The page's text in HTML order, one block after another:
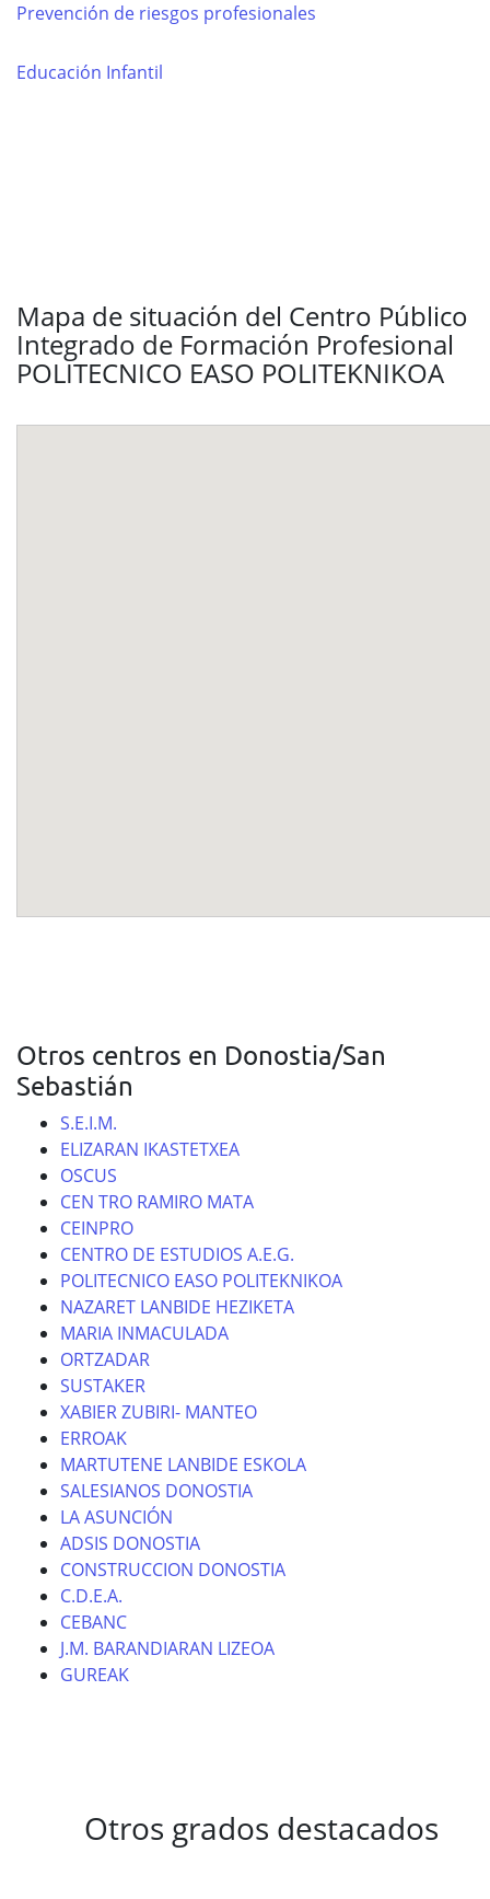
Prevención de riesgos profesionales
Educación Infantil
Mapa de situación del Centro Público
Integrado de Formación Profesional
POLITECNICO EASO POLITEKNIKOA
Otros centros en Donostia/San
Sebastián
S.E.I.M.
ELIZARAN IKASTETXEA
OSCUS
CEN TRO RAMIRO MATA
CEINPRO
CENTRO DE ESTUDIOS A.E.G.
POLITECNICO EASO POLITEKNIKOA
NAZARET LANBIDE HEZIKETA
MARIA INMACULADA
ORTZADAR
SUSTAKER
XABIER ZUBIRI- MANTEO
ERROAK
MARTUTENE LANBIDE ESKOLA
SALESIANOS DONOSTIA
LA ASUNCIÓN
ADSIS DONOSTIA
CONSTRUCCION DONOSTIA
C.D.E.A.
CEBANC
J.M. BARANDIARAN LIZEOA
GUREAK
Otros grados destacados